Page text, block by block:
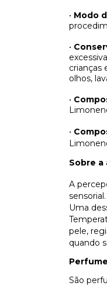
• Modo
•
crianças
olhos,
•
•
Sobre
A
Uma
pele,
quando
São